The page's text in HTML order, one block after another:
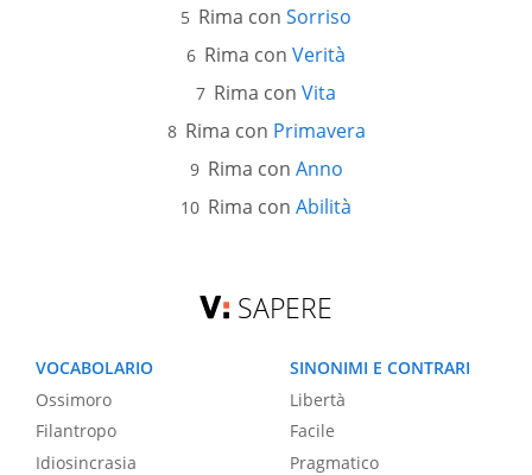
Rima con Sorriso
Rima con Verità
Rima con Vita
Rima con Primavera
Rima con Anno
Rima con Abilità
SAPERE
VOCABOLARIO
Ossimoro
Filantropo
Idiosincrasia
SINONIMI E CONTRARI
Libertà
Facile
Pragmatico